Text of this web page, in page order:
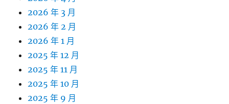
2026 年 3 月
2026 年 2 月
2026 年 1 月
2025 年 12 月
2025 年 11 月
2025 年 10 月
2025 年 9 月